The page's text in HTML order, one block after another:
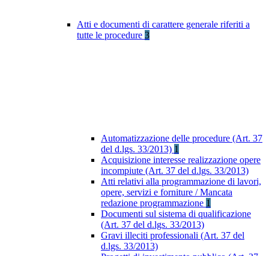
Atti e documenti di carattere generale riferiti a
tutte le procedure 3
Automatizzazione delle procedure (Art. 37
del d.lgs. 33/2013) 1
Acquisizione interesse realizzazione opere
incompiute (Art. 37 del d.lgs. 33/2013)
Atti relativi alla programmazione di lavori,
opere, servizi e forniture / Mancata
redazione programmazione 1
Documenti sul sistema di qualificazione
(Art. 37 del d.lgs. 33/2013)
Gravi illeciti professionali (Art. 37 del
d.lgs. 33/2013)